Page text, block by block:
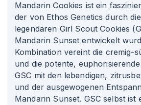
Mandarin Cookies ist ein
der von Ethos Genetics durch
legendären Girl Scout Cookies
Mandarin Sunset entwickelt
Kombination vereint die cremig-
und die potente,
GSC mit den lebendigen,
und der ausgewogenen
Mandarin Sunset. GSC selbst ist